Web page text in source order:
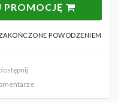
PROMOCJĘ
POWODZENIEM